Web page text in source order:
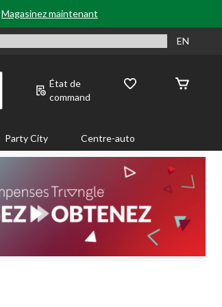
Magasinez maintenant
EN
État de
command
Party City Centre-auto